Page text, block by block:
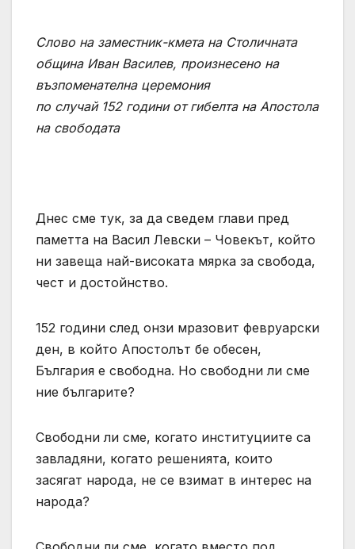
Слово на заместник-кмета на Столичната
община Иван Василев, произнесено на
възпоменателна церемония
по случай 152 години от гибелта на Апостола
на свободата
Днес сме тук, за да сведем глави пред
паметта на Васил Левски – Човекът, който
ни завеща най-високата мярка за свобода,
чест и достойнство.
152 години след онзи мразовит февруарски
ден, в който Апостолът бе обесен,
България е свободна. Но свободни ли сме
ние българите?
Свободни ли сме, когато институциите са
завладяни, когато решенията, които
засягат народа, не се взимат в интерес на
народа?